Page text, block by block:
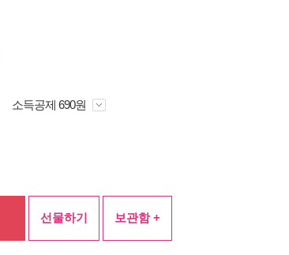
소득공제 690원
선물하기 보관함 +